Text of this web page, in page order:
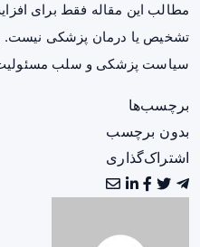
مطالب این مقاله فقط برای
تشخیص یا درمان پزشکی نیست.
سیاست پزشکی و سلب
برچسب‌ها
بدون برچسب
اشتراک‌گذاری